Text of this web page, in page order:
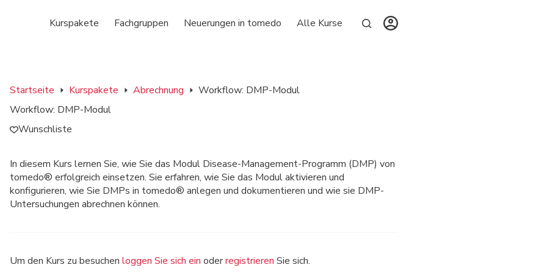
Kurspakete Fachgruppen Neuerungen in tomedo Alle Kurse
Startseite Kurspakete Abrechnung
Workflow: DMP-Modul
Workflow: DMP-Modul
Wunschliste
In diesem Kurs lernen Sie, wie Sie das Modul Disease-Management-Programm (DMP) von
tomedo® erfolgreich einsetzen. Sie erfahren, wie Sie das Modul aktivieren und
konfigurieren, wie Sie DMPs in tomedo® anlegen und dokumentieren und wie sie DMP-
Untersuchungen abrechnen können.
Um den Kurs zu besuchen loggen Sie sich ein oderregistrieren Sie sich.